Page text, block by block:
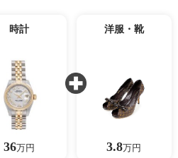
時計
36万円
洋服・靴
3.8万円